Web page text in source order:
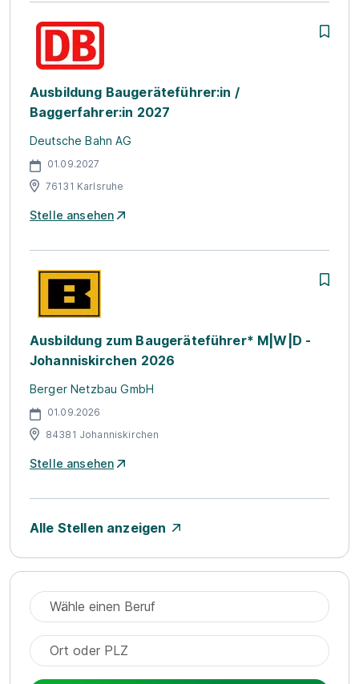
Ausbildung Baugeräteführer:in /
Baggerfahrer:in 2027
Deutsche Bahn AG
01.09.2027
76131 Karlsruhe
Stelle ansehen
Ausbildung zum Baugeräteführer* M|W|D -
Johanniskirchen 2026
Berger Netzbau GmbH
01.09.2026
84381 Johanniskirchen
Stelle ansehen
Alle Stellen anzeigen